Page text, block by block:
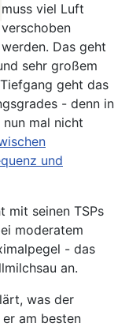
muss viel Luft
verschoben
werden. Das geht
sehr großem
geht das
- denn in
mal nicht
und
mit seinen TSPs
moderatem
- das
an.
was der
er am besten